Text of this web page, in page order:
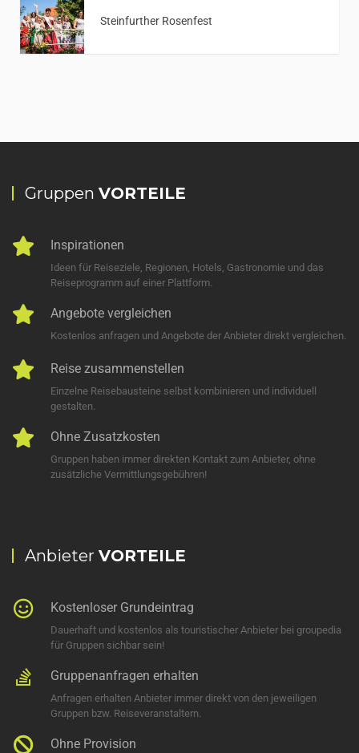
Steinfurther Rosenfest
Gruppen VORTEILE
Inspirationen
Ideen für Reiseziele, Regionen, Hotels, Gastronomie und das
Reiseprogramm auf einer Plattform.
Angebote vergleichen
Kostenlos anfragen und Angebote der Anbieter direkt vergleichen.
Reise zusammenstellen
Einzelne Reisebausteine selbst kombinieren und individuell
gestalten.
Ohne Zusatzkosten
Gruppen haben immer direkten Kontakt zum Anbieter, ohne
zusätzliche Vermittlungsgebühren!
Anbieter VORTEILE
Kostenloser Grundeintrag
Dauerhaft und kostenlos als touristischer Anbieter bei groupedia
für Gruppen sichbar sein!
Gruppenanfragen erhalten
Anfragen erhalten Anbieter immer direkt von den jeweiligen
Gruppen bzw. Reiseveranstaltern.
Ohne Provision